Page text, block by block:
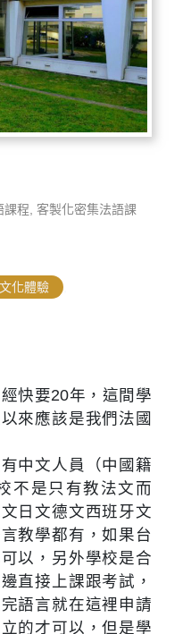
程, 客製化密集法語課
文化體驗
快要20年，這間學
來應該是我們法國
中文人員（中國籍
不是只有教法文而
日文德文西班牙文
教學都有，如果台
以，另外學校是合
直接上課跟考試，
語言就在這裡申請
的才可以，但是學